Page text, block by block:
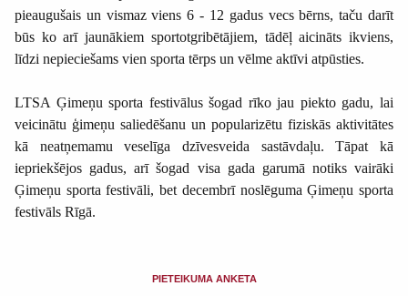
pieaugušais un vismaz viens 6 - 12 gadus vecs bērns, taču darīt
būs ko arī jaunākiem sportotgribētājiem, tādēļ aicināts ikviens,
līdzi nepieciešams vien sporta tērps un vēlme aktīvi atpūsties.
LTSA Ģimeņu sporta festivālus šogad rīko jau piekto gadu, lai
veicinātu ģimeņu saliedēšanu un popularizētu fiziskās aktivitātes
kā neatņemamu veselīga dzīvesveida sastāvdaļu. Tāpat kā
iepriekšējos gadus, arī šogad visa gada garumā notiks vairāki
Ģimeņu sporta festivāli, bet decembrī noslēguma Ģimeņu sporta
festivāls Rīgā.
PIETEIKUMA ANKETA